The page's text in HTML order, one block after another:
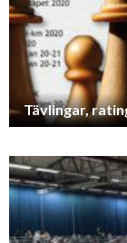
Tävlingar,